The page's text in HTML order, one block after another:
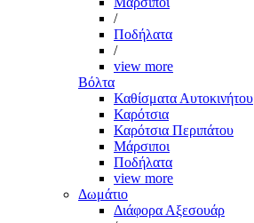
/
Ποδήλατα
/
view more
Βόλτα
Καθίσματα Αυτοκινήτου
Καρότσια
Καρότσια Περιπάτου
Μάρσιποι
Ποδήλατα
view more
Δωμάτιο
Διάφορα Αξεσουάρ